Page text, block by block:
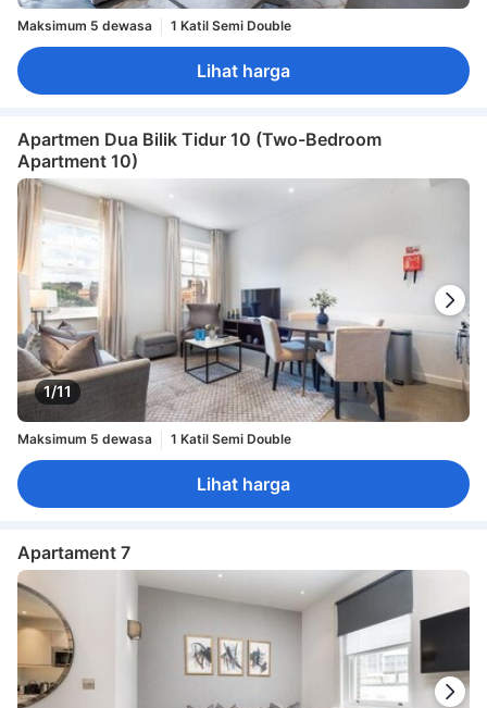
Maksimum 5 dewasa 1 Katil Semi Double
Lihat harga
Apartmen Dua Bilik Tidur 10 (Two-Bedroom
Apartment 10)
1/11
Maksimum 5 dewasa 1 Katil Semi Double
Lihat harga
Apartament 7